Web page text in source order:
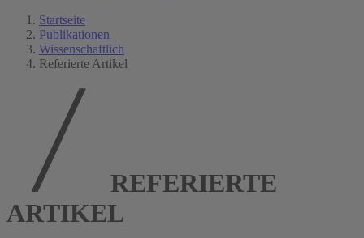
Startseite
Publikationen
Wissenschaftlich
Referierte Artikel
REFERIERTE
ARTIKEL